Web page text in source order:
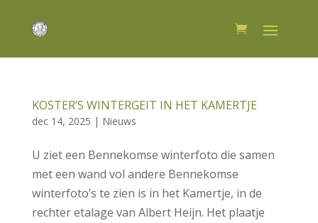
KOSTER’S WINTERGEIT IN HET KAMERTJE
dec 14, 2025 | Nieuws
U ziet een Bennekomse winterfoto die samen
met een wand vol andere Bennekomse
winterfoto’s te zien is in het Kamertje, in de
rechter etalage van Albert Heijn. Het plaatje